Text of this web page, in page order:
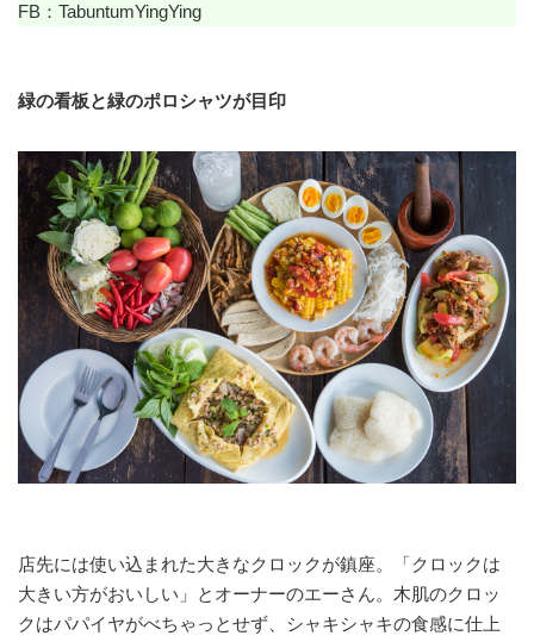
FB： TabuntumYingYing
緑の看板と緑のポロシャツが目印
店先には使い込まれた大きなクロックが鎮座。「クロックは
大きい方がおいしい」とオーナーのエーさん。木肌のクロッ
クはパパイヤがべちゃっとせず、シャキシャキの食感に仕上